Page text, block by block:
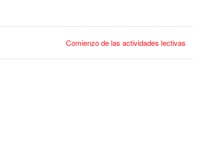
Comienzo de las actividades lectivas